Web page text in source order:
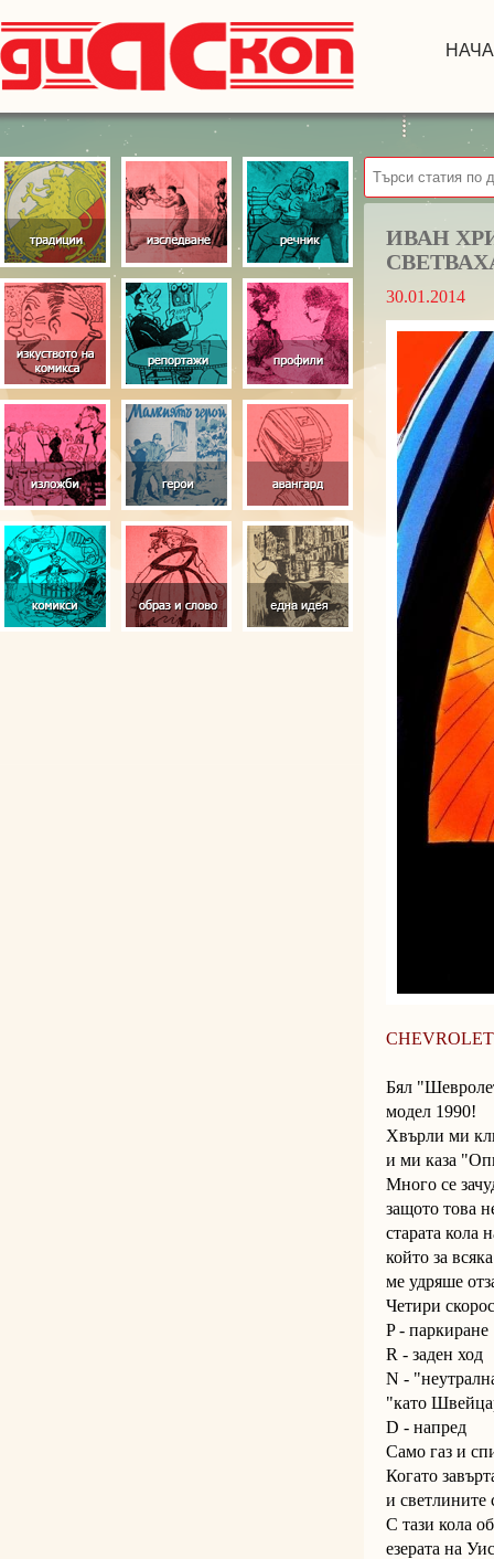
ИВАН
30.01.2014
CHEVROLET
Бял
модел 1990!
Хвърли ми
и ми каза
Много се
защото това
старата кола
който за
ме удряше
Четири
P - паркиране
R - заден ход
N -
"като
D - напред
Само газ и
Когато
и светлините
С тази кола
езерата на